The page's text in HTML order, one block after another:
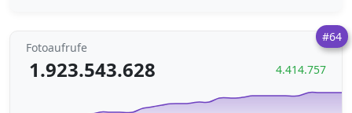
#64
Fotoaufrufe
1.923.543.628 4.414.757